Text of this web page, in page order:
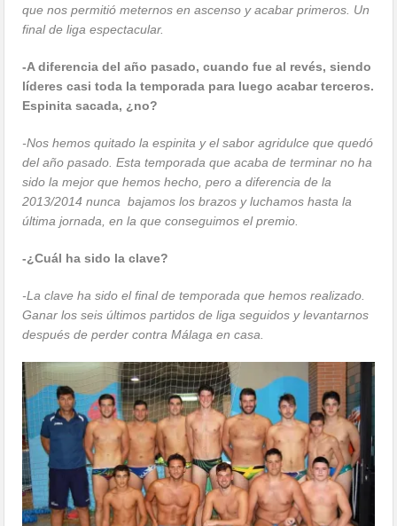
que nos permitió meternos en ascenso y acabar primeros. Un
final de liga espectacular.
-A diferencia del año pasado, cuando fue al revés, siendo
líderes casi toda la temporada para luego acabar terceros.
Espinita sacada, ¿no?
-Nos hemos quitado la espinita y el sabor agridulce que quedó
del año pasado. Esta temporada que acaba de terminar no ha
sido la mejor que hemos hecho, pero a diferencia de la
2013/2014 nunca bajamos los brazos y luchamos hasta la
última jornada, en la que conseguimos el premio.
-¿Cuál ha sido la clave?
-La clave ha sido el final de temporada que hemos realizado.
Ganar los seis últimos partidos de liga seguidos y levantarnos
después de perder contra Málaga en casa.